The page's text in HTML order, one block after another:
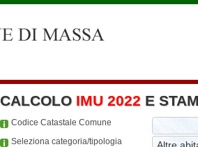
CALCOLO IMU 2022 E
Codice Catastale Comune
Seleziona categoria/tipologia